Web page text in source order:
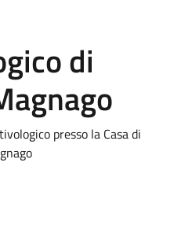
di
presso la Casa di